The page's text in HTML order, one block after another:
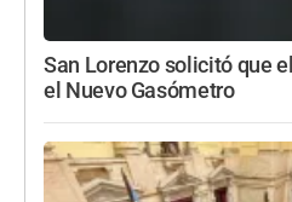
San Lorenzo solicitó que
el Nuevo Gasómetro